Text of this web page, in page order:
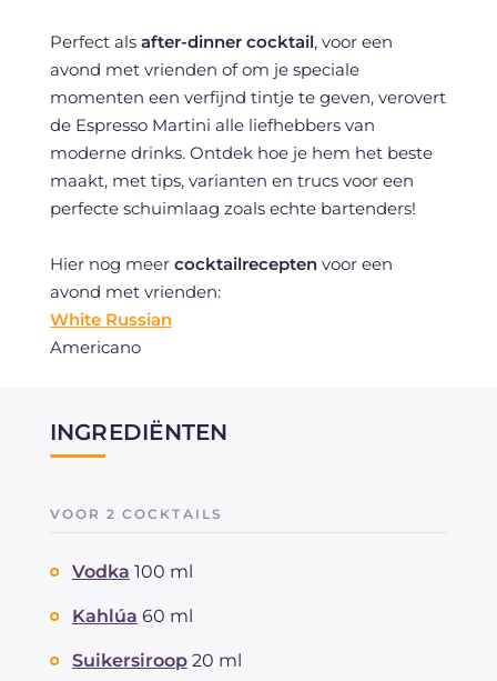
Perfect als after-dinner cocktail, voor een
avond met vrienden of om je speciale
momenten een verfijnd tintje te geven, verovert
de Espresso Martini alle liefhebbers van
moderne drinks. Ontdek hoe je hem het beste
maakt, met tips, varianten en trucs voor een
perfecte schuimlaag zoals echte bartenders!
Hier nog meercocktailreceptenvoor een
avond met vrienden:
White Russian
Americano
INGREDIËNTEN
VOOR 2 COCKTAILS
Vodka 100 ml
Kahlúa 60 ml
Suikersiroop 20 ml